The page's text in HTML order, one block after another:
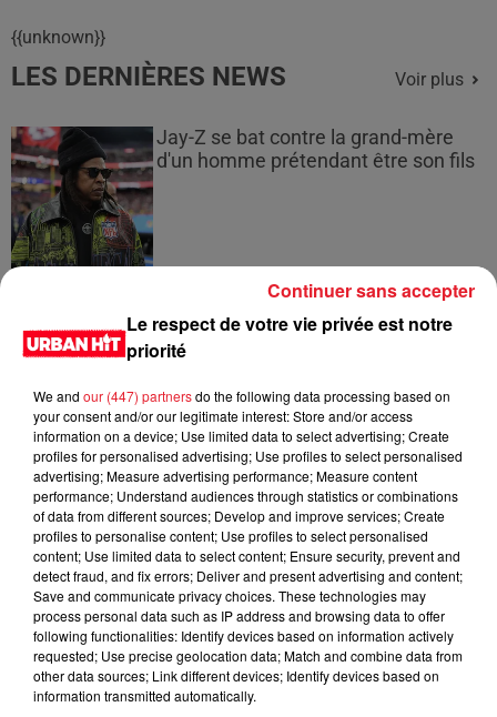
{{unknown}}
LES DERNIÈRES NEWS Voir plus
Jay-Z se bat contre la grand-mère
d'un homme prétendant être son fils
Cassie met fin à une ex-escorte
Des vitres tombent de la tour
Montparnasse : des désaccords
entre...
Incendies en Gironde : encore
plusieurs semaines avant
l'extinction...
Le respect de votre vie privée est notre
priorité
We and our (447) partnersdo the following data processing based on
your consent and/or our legitimate interest: Store and/or access
information on a device; Use limited data to select advertising; Create
profiles for personalised advertising; Use profiles to select personalised
advertising; Measure advertising performance; Measure content
performance; Understand audiences through statistics or combinations
of data from different sources; Develop and improve services; Create
profiles to personalise content; Use profiles to select personalised
content; Use limited data to select content; Ensure security, prevent and
detect fraud, and fix errors; Deliver and present advertising and content;
Save and communicate privacy choices. These technologies may
process personal data such as IP address and browsing data to offer
following functionalities: Identify devices based on information actively
requested; Use precise geolocation data; Match and combine data from
other data sources; Link different devices; Identify devices based on
information transmitted automatically.
Continuer sans accepter